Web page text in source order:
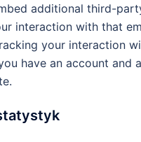
additional third-
interaction with that
your interaction
have an account and